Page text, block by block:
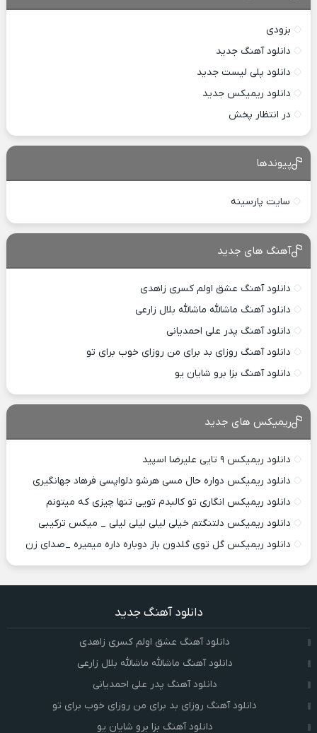
بزودی
دانلود آهنگ جدید
دانلود پلی لیست جدید
دانلود ریمیکس جدید
در انتظار پخش
پیوندها
سایت پارسینه
آهنگ های جدید
دانلود آهنگ عشق اولم کسری زاهدی
دانلود آهنگ ماشالله ماشالله بلال زارعی
دانلود آهنگ پدر علی احمدیانی
دانلود آهنگ روزای بد برای من روزای خوب برای تو
دانلود آهنگ بزا برو شایان یو
ریمیکس های جدید
دانلود ریمیکس ۹ تایی علیرضا اسپید
دانلود ریمیکس دواره حال مسی هرشو دلواپسی فرهاد جهانگیری
دانلود ریمیکس انگاری تو کالبدم تویی تنها چیزی که میتونم
دانلود ریمیکس دلتنگتم خیلی لیلی لیلی لیلی _ میکس ترکیبی
دانلود ریمیکس گل توی گلدون باز دوباره داره میمیره _صدای زن
دانلود آهنگ جدید
دانلود آهنگ عشق اولم کسری زاهدی
دانلود آهنگ ماشالله ماشالله بلال زارعی
دانلود آهنگ پدر علی احمدیانی
دانلود آهنگ روزای بد برای من روزای خوب برای تو
دانلود آهنگ بزا برو شایان یو